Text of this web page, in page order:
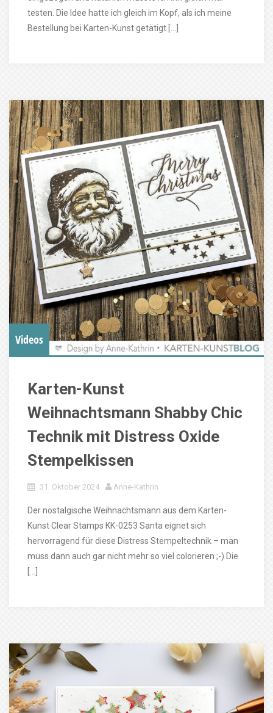
testen. Die Idee hatte ich gleich im Kopf, als ich meine
Bestellung bei Karten-Kunst getätigt […]
Videos
Karten-Kunst
Weihnachtsmann Shabby Chic
Technik mit Distress Oxide
Stempelkissen
31. Oktober 2024 Anne-Kathrin
Der nostalgische Weihnachtsmann aus dem Karten-
Kunst Clear Stamps KK-0253 Santa eignet sich
hervorragend für diese Distress Stempeltechnik – man
muss dann auch gar nicht mehr so viel colorieren ;-) Die